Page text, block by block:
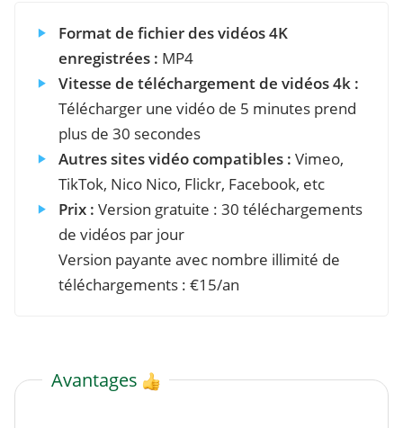
Format de fichier des vidéos 4K
enregistrées : MP4
Vitesse de téléchargement de vidéos 4k :
Télécharger une vidéo de 5 minutes prend
plus de 30 secondes
Autres sites vidéo compatibles : Vimeo,
TikTok, Nico Nico, Flickr, Facebook, etc
Prix : Version gratuite : 30 téléchargements
de vidéos par jour
Version payante avec nombre illimité de
téléchargements : €15/an
Avantages